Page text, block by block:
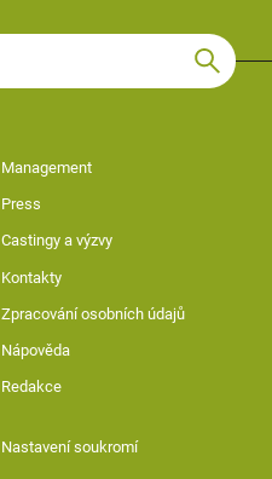
Management
Press
Castingy a výzvy
Kontakty
Zpracování osobních údajů
Nápověda
Redakce
Nastavení soukromí